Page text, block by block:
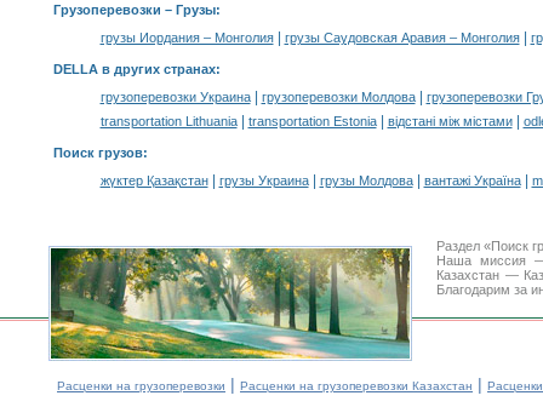
Грузоперевозки – Грузы:
грузы Иордания – Монголия| грузы Саудовская Аравия – Монголия|
DELLA в других странах:
грузоперевозки Украина| грузоперевозки Молдова|
грузоперевозки
transportation Lithuania| transportation Estonia| відстані між містами|
Поиск грузов:
жүктер Қазақстан| грузы Украина| грузы Молдова| вантажі Україна|
Раздел «Поиск
Наша миссия —
Казахстан —
Благодарим за
Расценки на грузоперевозки | Расценки на грузоперевозки Казахстан |